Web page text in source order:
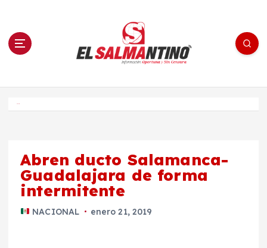
n El Salmantino - medios/noticias/editorial
Abren ducto Salamanca-
Guadalajara de forma
intermitente
NACIONAL enero 21, 2019